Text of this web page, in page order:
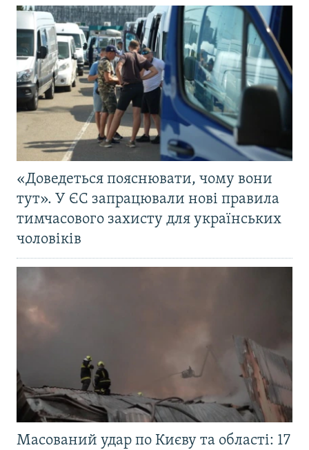
«Доведеться пояснювати, чому вони
тут». У ЄС запрацювали нові правила
тимчасового захисту для українських
чоловіків
Масований удар по Києву та області: 17